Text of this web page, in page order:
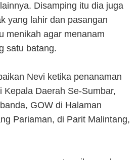
Disamping itu dia juga
yang lahir dan pasangan
menikah agar menanam
satu batang.
Nevi ketika penanaman
Kepala Daerah Se-Sumbar,
GOW di Halaman
Pariaman, di Parit Malintang,